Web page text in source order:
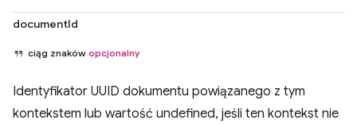
documentId
ciąg znaków opcjonalny
Identyfikator UUID dokumentu powiązanego z tym
kontekstem lub wartość undefined, jeśli ten kontekst nie